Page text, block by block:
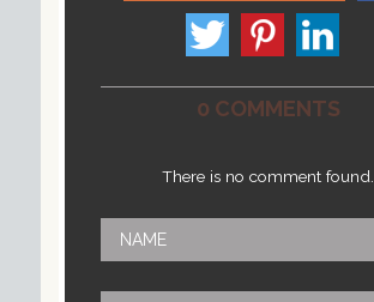
0 COMMENTS
There is no comment found.